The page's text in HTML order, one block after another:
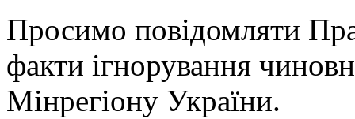
Просимо повідомляти
факти ігнорування
Мінрегіону України.